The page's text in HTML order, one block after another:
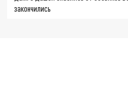
закончились